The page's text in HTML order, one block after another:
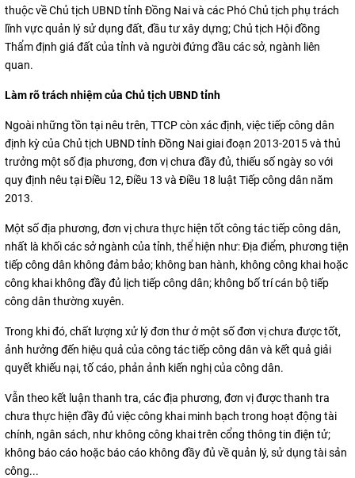
thuộc về Chủ tịch UBND tỉnh Đồng Nai và các Phó Chủ tịch phụ trách
lĩnh vực quản lý sử dụng đất, đầu tư xây dựng; Chủ tịch Hội đồng
Thẩm định giá đất của tỉnh và người đứng đầu các sở, ngành liên
quan.
Làm rõ trách nhiệm của Chủ tịch UBND tỉnh
Ngoài những tồn tại nêu trên, TTCP còn xác định, việc tiếp công dân
định kỳ của Chủ tịch UBND tỉnh Đồng Nai giai đoạn 2013-2015 và thủ
trưởng một số địa phương, đơn vị chưa đầy đủ, thiếu số ngày so với
quy định nêu tại Điều 12, Điều 13 và Điều 18 luật Tiếp công dân năm
2013.
Một số địa phương, đơn vị chưa thực hiện tốt công tác tiếp công dân,
nhất là khối các sở ngành của tỉnh, thể hiện như: Địa điểm, phương tiện
tiếp công dân không đảm bảo; không ban hành, không công khai hoặc
công khai không đầy đủ lịch tiếp công dân; không bố trí cán bộ tiếp
công dân thường xuyên.
Trong khi đó, chất lượng xử lý đơn thư ở một số đơn vị chưa được tốt,
ảnh hưởng đến hiệu quả của công tác tiếp công dân và kết quả giải
quyết khiếu nại, tố cáo, phản ảnh kiến nghị của công dân.
Vẫn theo kết luận thanh tra, các địa phương, đơn vị được thanh tra
chưa thực hiện đầy đủ việc công khai minh bạch trong hoạt động tài
chính, ngân sách, như không công khai trên cổng thông tin điện tử;
không báo cáo hoặc báo cáo không đầy đủ về quản lý, sử dụng tài sản
công...